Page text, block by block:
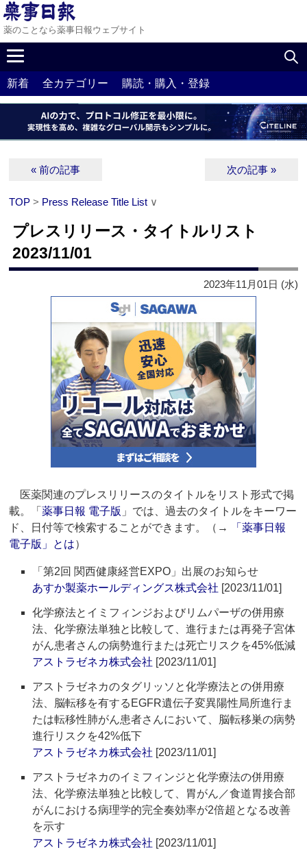
薬のことなら薬事日報ウェブサイト
新着 全カテゴリー 購読・購入・登録
« 前の記事 次の記事 »
TOP > Press Release Title List ∨
プレスリリース・タイトルリスト
2023/11/01
2023年11月01日 (水)
医薬関連のプレスリリースのタイトルをリスト形式で掲
載。「薬事日報 電子版 」では、過去のタイトルをキーワー
ド、日付等で検索することができます。（→
「薬事日報
電子版」とは）
「第2回 関西健康経営EXPO」出展のお知らせ
あすか製薬ホールディングス株式会社 [2023/11/01]
化学療法とイミフィンジおよびリムパーザの併用療
法、化学療法単独と比較して、進行または再発子宮体
がん患者さんの病勢進行または死亡リスクを45%低減
アストラゼネカ株式会社 [2023/11/01]
アストラゼネカのタグリッソと化学療法との併用療
法、脳転移を有するEGFR遺伝子変異陽性局所進行ま
たは転移性肺がん患者さんにおいて、脳転移巣の病勢
進行リスクを42%低下
アストラゼネカ株式会社 [2023/11/01]
アストラゼネカのイミフィンジと化学療法の併用療
法、化学療法単独と比較して、胃がん／食道胃接合部
がんにおける病理学的完全奏効率が2倍超となる改善
を示す
アストラゼネカ株式会社 [2023/11/01]